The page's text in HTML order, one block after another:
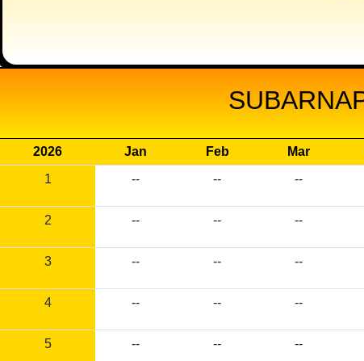
2026 Jan Feb Mar
1
-- -- --
2 -- -- --
3 -- -- --
4 -- -- --
5 -- -- --